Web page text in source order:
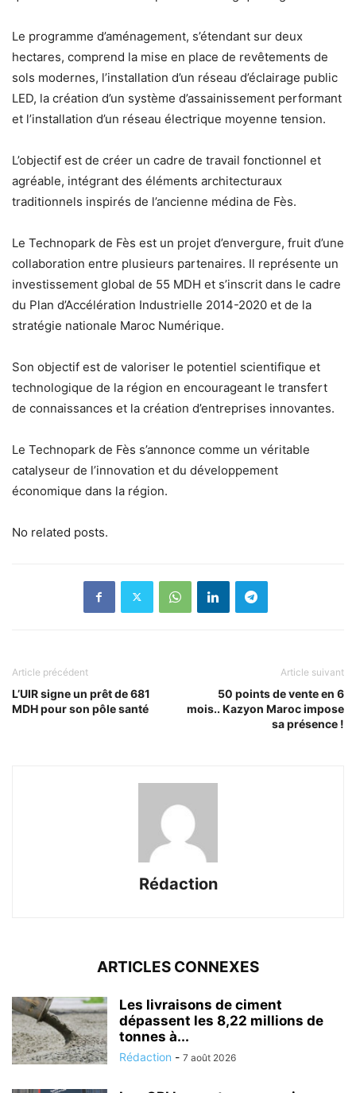
Le programme d’aménagement, s’étendant sur deux
hectares, comprend la mise en place de revêtements de
sols modernes, l’installation d’un réseau d’éclairage public
LED, la création d’un système d’assainissement performant
et l’installation d’un réseau électrique moyenne tension.
L’objectif est de créer un cadre de travail fonctionnel et
agréable, intégrant des éléments architecturaux
traditionnels inspirés de l’ancienne médina de Fès.
Le Technopark de Fès est un projet d’envergure, fruit d’une
collaboration entre plusieurs partenaires. Il représente un
investissement global de 55 MDH et s’inscrit dans le cadre
du Plan d’Accélération Industrielle 2014-2020 et de la
stratégie nationale Maroc Numérique.
Son objectif est de valoriser le potentiel scientifique et
technologique de la région en encourageant le transfert
de connaissances et la création d’entreprises innovantes.
Le Technopark de Fès s’annonce comme un véritable
catalyseur de l’innovation et du développement
économique dans la région.
No related posts.
Article précédent
L’UIR signe un prêt de 681
MDH pour son pôle santé
Article suivant
50 points de vente en 6
mois.. Kazyon Maroc impose
sa présence !
Rédaction
ARTICLES CONNEXES
Les livraisons de ciment
dépassent les 8,22 millions de
tonnes à...
Rédaction - 7 août 2026